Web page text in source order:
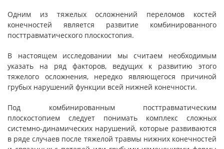
Одним из тяжелых осложнений переломов костей
конечностей является развитие комбинированного
посттравматического плоскостопия.
В настоящем исследовании мы считаем необходимым
указать на ряд факторов, ведущих к развитию этого
тяжелого осложнения, нередко являющегося причиной
грубых нарушений функции всей нижней конечности.
Под комбинированным посттравматическим
плоскостопием следует понимать комплекс сложных
системно-динамических нарушений, которые развиваются
в ряде случаев после тяжелой травмы нижних конечностей